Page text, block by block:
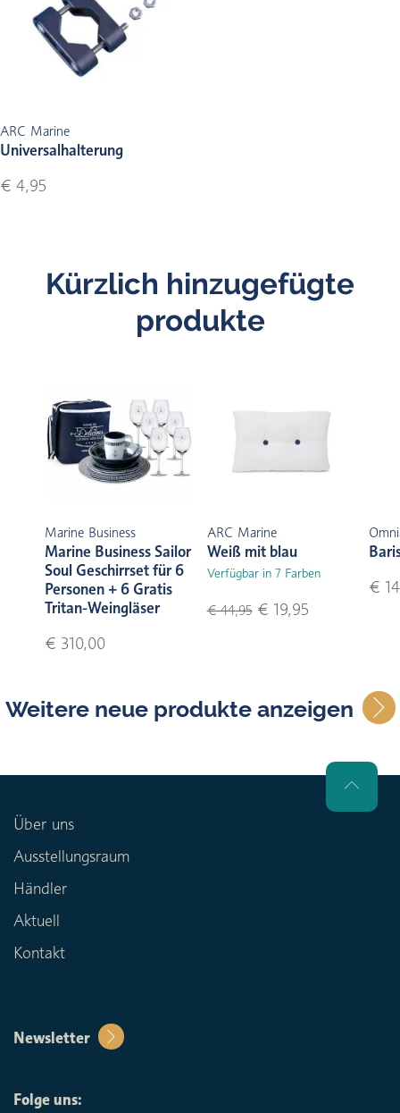
ARC Marine
Universalhalterung
€ 4,95
Kürzlich hinzugefügte
produkte
Marine Business
Marine Business Sailor
Soul Geschirrset für 6
Personen + 6 Gratis
Tritan-Weingläser
€ 310,00
ARC Marine
Weiß mit blau
Verfügbar in 7 Farben
€ 44,95€ 19,95
€
Weitere neue produkte anzeigen
Über uns
Ausstellungsraum
Händler
Aktuell
Kontakt
Newsletter
Folge uns: